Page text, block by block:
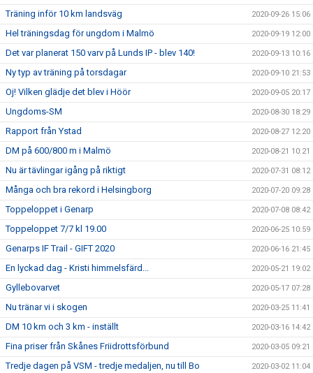
Träning inför 10 km landsväg 2020-09-26 15:06
Hel träningsdag för ungdom i Malmö 2020-09-19 12:00
Det var planerat 150 varv på Lunds IP - blev 140! 2020-09-13 10:16
Ny typ av träning på torsdagar 2020-09-10 21:53
Oj! Vilken glädje det blev i Höör 2020-09-05 20:17
Ungdoms-SM 2020-08-30 18:29
Rapport från Ystad 2020-08-27 12:20
DM på 600/800 m i Malmö 2020-08-21 10:21
Nu är tävlingar igång på riktigt 2020-07-31 08:12
Många och bra rekord i Helsingborg 2020-07-20 09:28
Toppeloppet i Genarp 2020-07-08 08:42
Toppeloppet 7/7 kl 19.00 2020-06-25 10:59
Genarps IF Trail - GIFT 2020 2020-06-16 21:45
En lyckad dag - Kristi himmelsfärd... 2020-05-21 19:02
Gyllebovarvet 2020-05-17 07:28
Nu tränar vi i skogen 2020-03-25 11:41
DM 10 km och 3 km - inställt 2020-03-16 14:42
Fina priser från Skånes Friidrottsförbund 2020-03-05 09:21
Tredje dagen på VSM - tredje medaljen, nu till Bo 2020-03-02 11:04